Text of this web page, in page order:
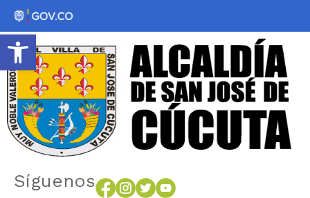
Abrir barra de herramientas
Síguenos